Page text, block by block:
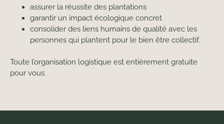
assurer la réussite des plantations
garantir un impact écologique concret
consolider des liens humains de qualité avec les
personnes qui plantent pour le bien être collectif.
Toute l’organisation logistique est entièrement gratuite
pour vous.